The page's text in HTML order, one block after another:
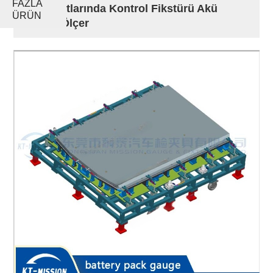
Standartlarında Kontrol Fikstürü Akü
Paketi Ölçer
FAZLA
ÜRÜN